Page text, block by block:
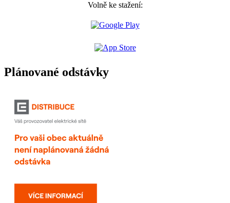
Volně ke stažení:
Plánované odstávky